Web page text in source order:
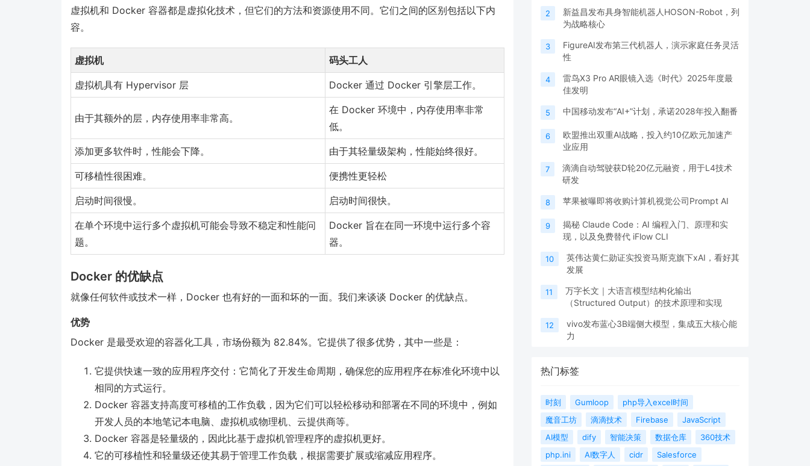
虚拟机和 Docker 容器都是虚拟化技术，但它们的方法和资源使用不同。它们之间的区别包括以下内
容。
虚拟机 码头工人
虚拟机具有 Hypervisor 层 Docker 通过 Docker 引擎层工作。
由于其额外的层，内存使用率非常高。
在 Docker 环境中，内存使用率非常
低。
添加更多软件时，性能会下降。 由于其轻量级架构，性能始终很好。
可移植性很困难。 便携性更轻松
启动时间很慢。 启动时间很快。
在单个环境中运行多个虚拟机可能会导致不稳定和性能问
题。
Docker 旨在在同一环境中运行多个容
器。
Docker 的优缺点
就像任何软件或技术一样，Docker 也有好的一面和坏的一面。我们来谈谈 Docker 的优缺点。
优势
Docker 是最受欢迎的容器化工具，市场份额为 82.84%。它提供了很多优势，其中一些是：
它提供快速一致的应用程序交付：它简化了开发生命周期，确保您的应用程序在标准化环境中以
相同的方式运行。
Docker 容器支持高度可移植的工作负载，因为它们可以轻松移动和部署在不同的环境中，例如
开发人员的本地笔记本电脑、虚拟机或物理机、云提供商等。
Docker 容器是轻量级的，因此比基于虚拟机管理程序的虚拟机更好。
它的可移植性和轻量级还使其易于管理工作负载，根据需要扩展或缩减应用程序。
2
新益昌发布具身智能机器人HOSON-Robot，列
为战略核心
3
FigureAI发布第三代机器人，演示家庭任务灵活
性
4
雷鸟X3 Pro AR眼镜入选《时代》2025年度最
佳发明
5 中国移动发布“AI+”计划，承诺2028年投入翻番
6
欧盟推出双重AI战略，投入约10亿欧元加速产
业应用
7
滴滴自动驾驶获D轮20亿元融资，用于L4技术
研发
8 苹果被曝即将收购计算机视觉公司Prompt AI
9
揭秘 Claude Code：AI 编程入门、原理和实
现，以及免费替代 iFlow CLI
10
英伟达黄仁勋证实投资马斯克旗下xAI，看好其
发展
11
万字长文｜大语言模型结构化输出
（Structured Output）的技术原理和实现
12
vivo发布蓝心3B端侧大模型，集成五大核心能
力
热门标签
时刻 Gumloop
php导入excel时间
魔音工坊
滴滴技术 Firebase
JavaScript
AI模型
dify 智能决策 数据仓库
360技术
php.ini
AI数字人 cidr
Salesforce